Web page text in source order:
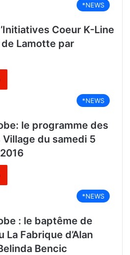
*NEWS
Coeur K-Line
Lamotte par
*NEWS
le programme des
du samedi 5
*NEWS
: le baptême de
La Fabrique d’Alan
Bencic